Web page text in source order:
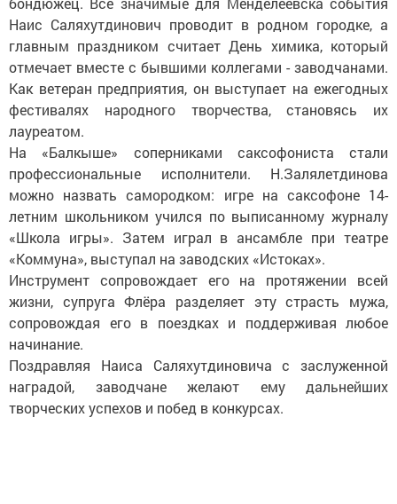
Наис Саляхутдинович проводит в родном городке, а
главным праздником считает День химика, который
отмечает вместе с бывшими коллегами - заводчанами.
Как ветеран предприятия, он выступает на ежегодных
фестивалях народного творчества, становясь их
лауреатом.
На «Балкыше» соперниками саксофониста стали
профессиональные исполнители. Н.Залялетдинова
можно назвать самородком: игре на саксофоне 14-
летним школьником учился по выписанному журналу
«Школа игры». Затем играл в ансамбле при театре
«Коммуна», выступал на заводских «Истоках».
Инструмент сопровождает его на протяжении всей
жизни, супруга Флёра разделяет эту страсть мужа,
сопровождая его в поездках и поддерживая любое
начинание.
Поздравляя Наиса Саляхутдиновича с заслуженной
наградой, заводчане желают ему дальнейших
творческих успехов и побед в конкурсах.